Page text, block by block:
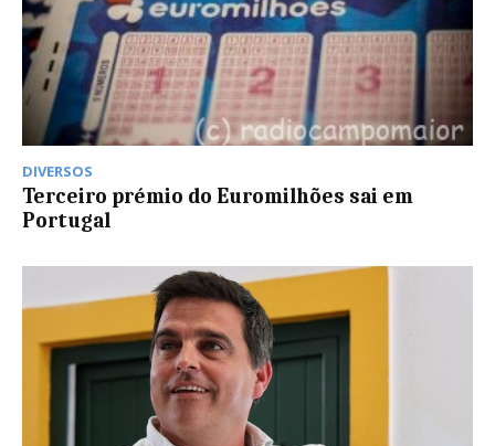
DIVERSOS
Terceiro prémio do Euromilhões sai em
Portugal